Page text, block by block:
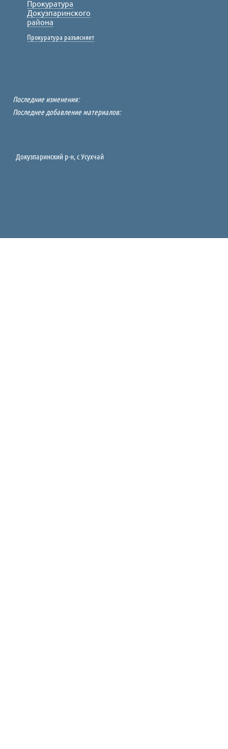
Прокуратура
Докузпаринского
района
Прокуратура разъясняет
Последние изменения:
Последнее добавление материалов:
Докузпаринский р-н, c Усухчай